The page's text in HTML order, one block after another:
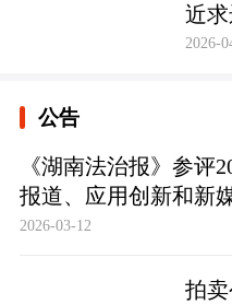
近求
2026-
公告
《湖南法治报》参评
报道、应用创新和新
2026-03-12
拍